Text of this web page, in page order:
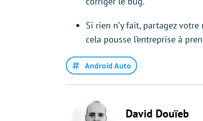
Si rien n’y fait, partagez
cela pousse l’entreprise à
Android Auto
David Douïeb